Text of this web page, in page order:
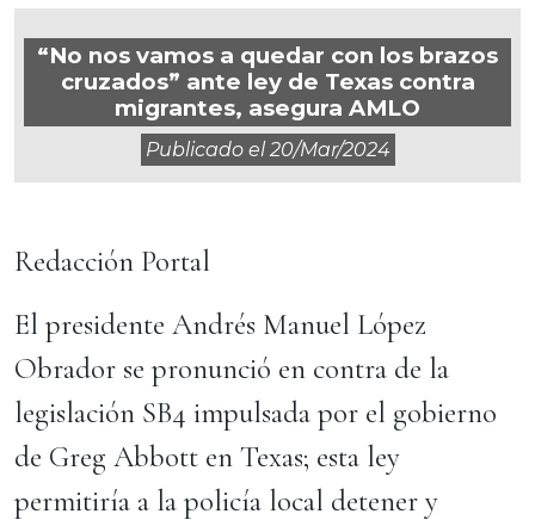
“No nos vamos a quedar con los brazos
cruzados” ante ley de Texas contra
migrantes, asegura AMLO
Publicado el20/mar/2024
Redacción Portal
El presidente Andrés Manuel López
Obrador se pronunció en contra de la
legislación SB4 impulsada por el gobierno
de Greg Abbott en Texas; esta ley
permitiría a la policía local detener y